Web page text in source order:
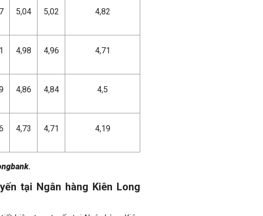
5,04 5,02 4,82
4,98 4,96 4,71
4,86 4,84 4,5
4,73 4,71 4,19
.
tại Ngân hàng Kiên Long